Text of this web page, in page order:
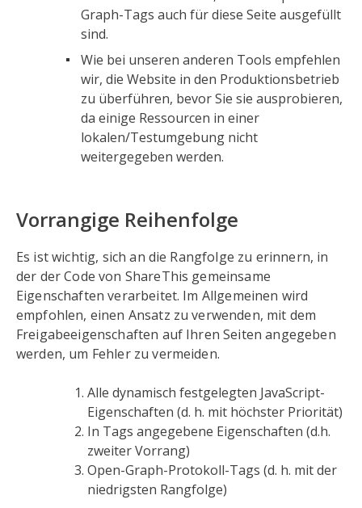
Diaspora Diaspora
Douban douban
E-Mail E-Mail
Evernote evernote
Flipboard Flipboard
Gmail gmail
Google
Lesezeichen
googlebookmarks
Hacker-
Instapaper Instapaper
iOrbix
Kakao kakao
Graph-Tags auch für diese Seite ausgefüllt
sind.
Wie bei unseren anderen Tools empfehlen
wir, die Website in den Produktionsbetrieb
zu überführen, bevor Sie sie ausprobieren,
da einige Ressourcen in einer
lokalen/Testumgebung nicht
weitergegeben werden.
Vorrangige Reihenfolge
Es ist wichtig, sich an die Rangfolge zu erinnern, in
der der Code von ShareThis gemeinsame
Eigenschaften verarbeitet. Im Allgemeinen wird
empfohlen, einen Ansatz zu verwenden, mit dem
Freigabeeigenschaften auf Ihren Seiten angegeben
werden, um Fehler zu vermeiden.
Alle dynamisch festgelegten JavaScript-
Eigenschaften (d. h. mit höchster Priorität)
In Tags angegebene Eigenschaften (d.h.
zweiter Vorrang)
Open-Graph-Protokoll-Tags (d. h. mit der
niedrigsten Rangfolge)